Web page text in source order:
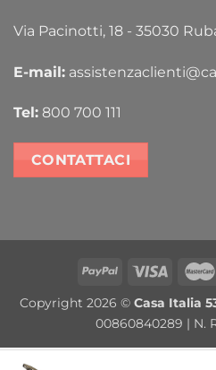
Via Pacinotti, 18 - 35030
E-mail:
Tel: 800 700 111
CONTATTACI
PayPal Visa
Copyright 2026 © Casa Italia
00860840289 | N.